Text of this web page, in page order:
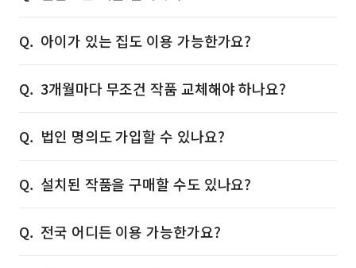
아이가 있는 집도 이용 가능한가요?
3개월마다 무조건 작품 교체해야 하나요?
법인 명의도 가입할 수 있나요?
설치된 작품을 구매할 수도 있나요?
전국 어디든 이용 가능한가요?